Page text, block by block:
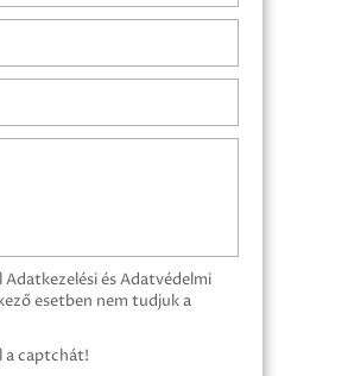
Adatkezelési és Adatvédelmi
esetben nem tudjuk a
a captchát!